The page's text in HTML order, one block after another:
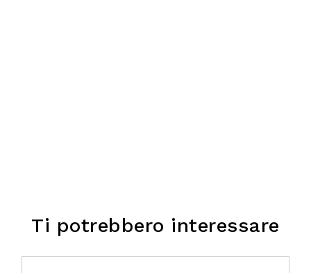
Ti potrebbero interessare